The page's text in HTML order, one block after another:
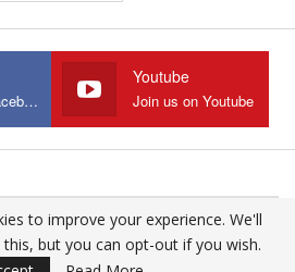
Join us on Facebook
Youtube
Join us on Youtube
- All Rights Reserved.
Design:
to improve your experience. We'll
but you can opt-out if you wish.